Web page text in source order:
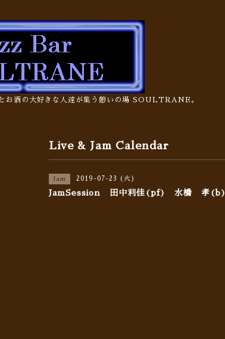
お酒の大好きな人達が集う憩いの場 SOULTRANE。
Live & Jam Calendar
Jam 2019-07-23 (火)
JamSession 田中利佳(pf) 水橋 孝(b)